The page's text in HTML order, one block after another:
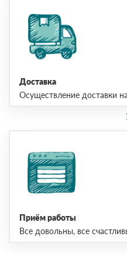
Доставка
Осуществление доставки
Приём работы
Все довольны, все